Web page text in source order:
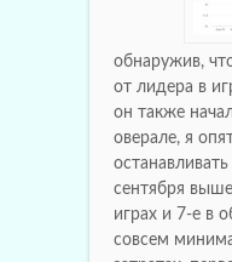
обнаружив,
от лидера в
он также
оверале, я
сентября
играх и 7-е в
совсем